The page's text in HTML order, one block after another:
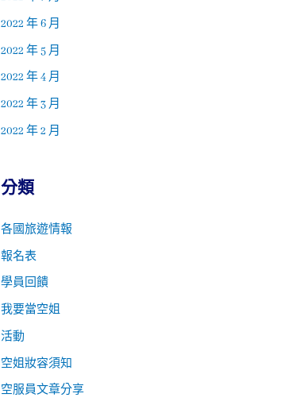
2022 年 6 月
2022 年 5 月
2022 年 4 月
2022 年 3 月
2022 年 2 月
分類
各國旅遊情報
報名表
學員回饋
我要當空姐
活動
空姐妝容須知
空服員文章分享